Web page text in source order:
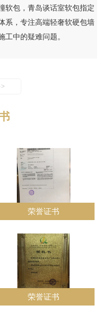
软包，青岛谈话室软包指定
系，专注高端轻奢软硬包墙
工中的疑难问题。
荣誉证书
荣誉证书